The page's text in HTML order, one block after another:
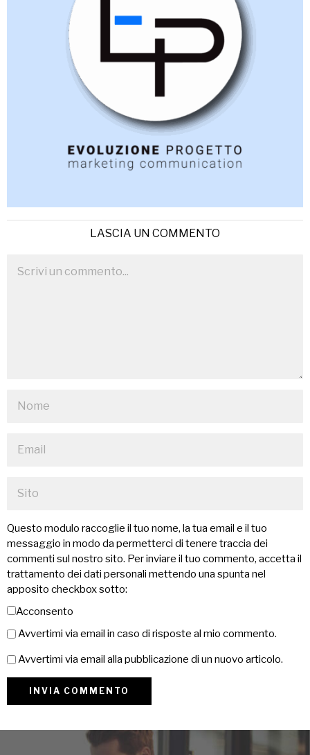
LASCIA UN COMMENTO
Questo modulo raccoglie il tuo nome, la tua email e il tuo
messaggio in modo da permetterci di tenere traccia dei
commenti sul nostro sito. Per inviare il tuo commento, accetta il
trattamento dei dati personali mettendo una spunta nel
apposito checkbox sotto:
Acconsento
Avvertimi via email in caso di risposte al mio commento.
Avvertimi via email alla pubblicazione di un nuovo articolo.